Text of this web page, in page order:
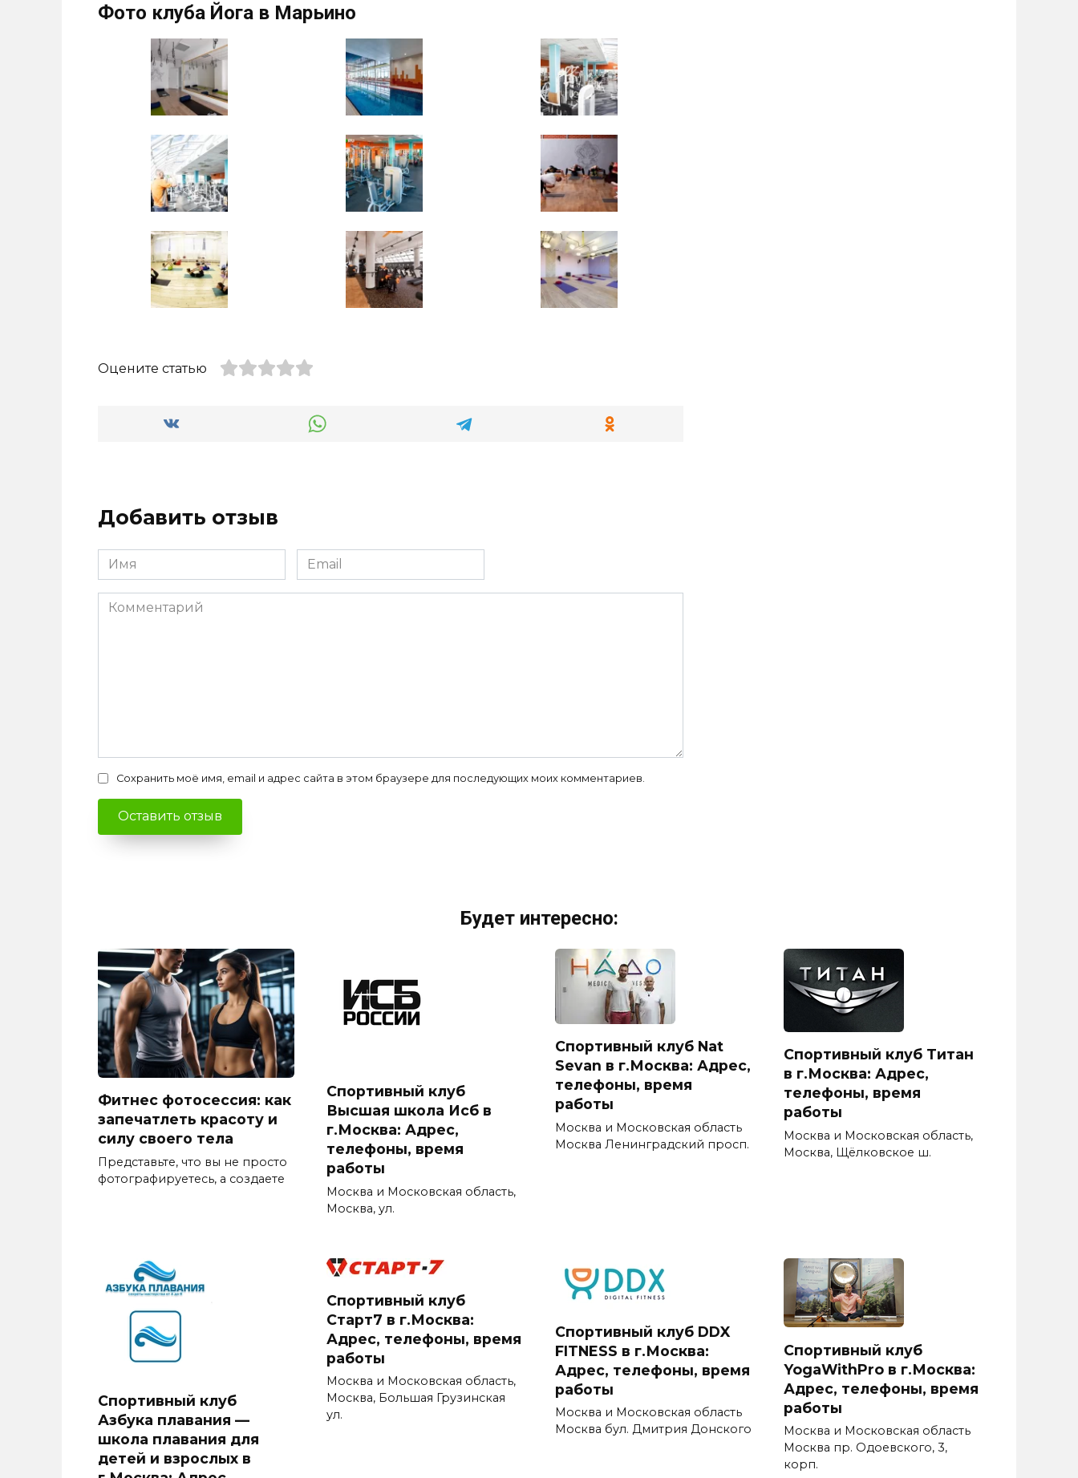
Фото клуба Йога в Марьино
Оцените статью
Добавить отзыв
Имя
*
Email
*
Комментарий
Сохранить моё имя, email и адрес сайта в этом браузере для последующих моих комментариев.
Будет интересно:
Фитнес фотосессия: как
запечатлеть красоту и
силу своего тела
Представьте, что вы не просто
фотографируетесь, а создаете
Спортивный клуб
Высшая школа Исб в
г.Москва: Адрес,
телефоны, время
работы
Москва и Московская область,
Москва, ул.
Спортивный клуб Nat
Sevan в г.Москва: Адрес,
телефоны, время
работы
Москва и Московская область
Москва Ленинградский просп.
Спортивный клуб Титан
в г.Москва: Адрес,
телефоны, время
работы
Москва и Московская область,
Москва, Щёлковское ш.
Спортивный клуб
Азбука плавания —
школа плавания для
детей и взрослых в
Спортивный клуб
Старт7 в г.Москва:
Адрес, телефоны, время
работы
Москва и Московская область,
Москва, Большая Грузинская
ул.
Спортивный клуб DDX
FITNESS в г.Москва:
Адрес, телефоны, время
работы
Москва и Московская область
Москва бул. Дмитрия Донского
Спортивный клуб
YogaWithPro в г.Москва:
Адрес, телефоны, время
работы
Москва и Московская область
Москва пр. Одоевского, 3,
корп.